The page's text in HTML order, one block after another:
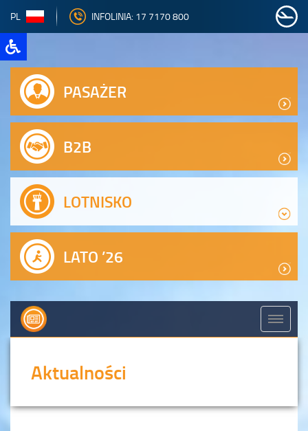
PL INFOLINIA: 17 7170 800
PASAŻER
B2B
LOTNISKO
LATO ’26
Aktualności